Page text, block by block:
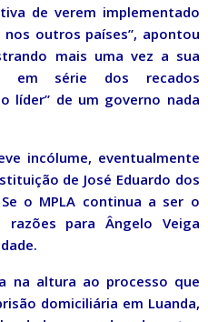
de verem implementado
outros países”, apontou
mais uma vez a sua
em série dos recados
líder” de um governo nada
incólume, eventualmente
de José Eduardo dos
o MPLA continua a ser o
para Ângelo Veiga
na altura ao processo que
domiciliária em Luanda,